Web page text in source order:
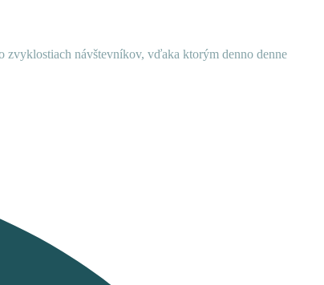
zvyklostiach návštevníkov, vďaka ktorým denno denne